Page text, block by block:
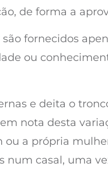
de forma a
fornecidos
ou
e deita o
nota desta
a própria
num casal, uma